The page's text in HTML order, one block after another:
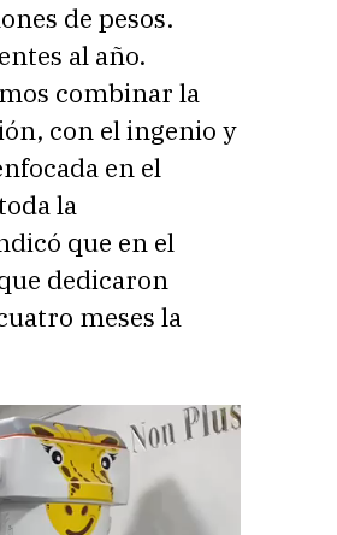
de pesos.
al año.
combinar la
con el ingenio y
en el
la
que en el
dedicaron
meses la